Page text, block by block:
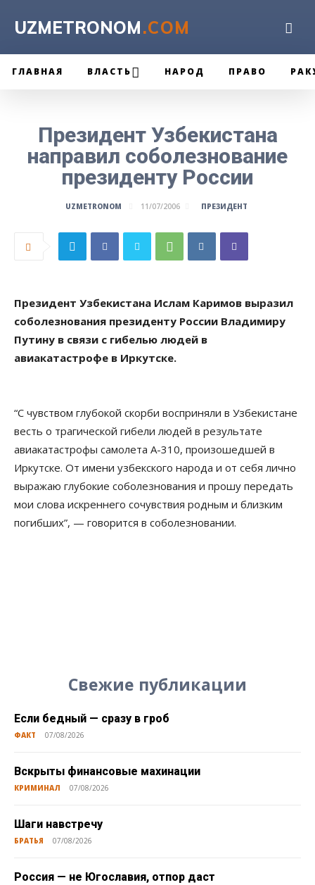
UZMETRONOM.COM
ГЛАВНАЯ ВЛАСТЬ НАРОД ПРАВО
Президент Узбекистана
направил соболезнование
президенту России
UZMETRONOM 11/07/2006 ПРЕЗИДЕНТ
Президент Узбекистана Ислам Каримов выразил
соболезнования президенту России Владимиру
Путину в связи с гибелью людей в
авиакатастрофе в Иркутске.
“С чувством глубокой скорби восприняли в Узбекистане
весть о трагической гибели людей в результате
авиакатастрофы самолета А-310, произошедшей в
Иркутске. От имени узбекского народа и от себя лично
выражаю глубокие соболезнования и прошу передать
мои слова искреннего сочувствия родным и близким
погибших”, — говорится в соболезновании.
Свежие публикации
Если бедный — сразу в гроб
ФАКТ 07/08/2026
Вскрыты финансовые махинации
КРИМИНАЛ 07/08/2026
Шаги навстречу
БРАТЬЯ 07/08/2026
Россия — не Югославия, отпор даст